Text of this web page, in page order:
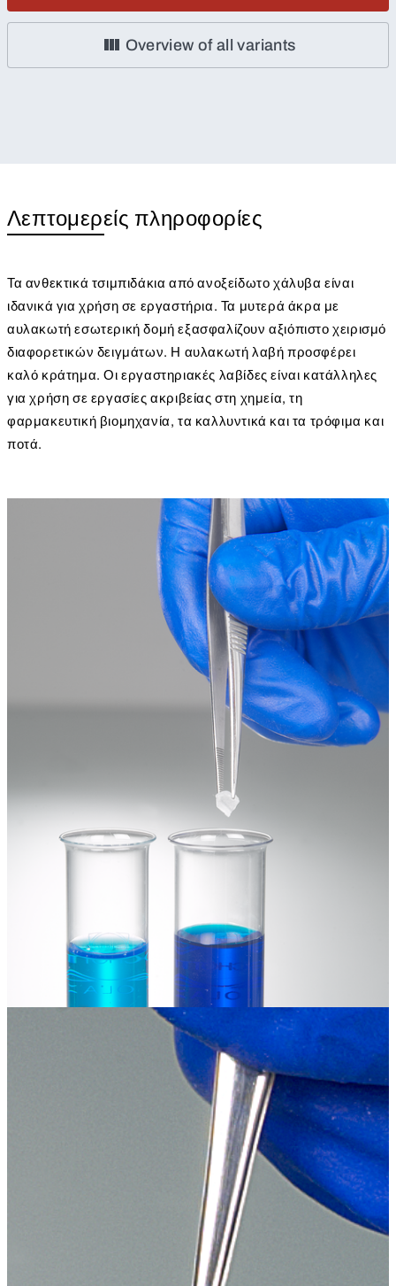
Overview of all variants
Λεπτομερείς πληροφορίες
Τα ανθεκτικά τσιμπιδάκια από ανοξείδωτο χάλυβα είναι
ιδανικά για χρήση σε εργαστήρια. Τα μυτερά άκρα με
αυλακωτή εσωτερική δομή εξασφαλίζουν αξιόπιστο χειρισμό
διαφορετικών δειγμάτων. Η αυλακωτή λαβή προσφέρει
καλό κράτημα. Οι εργαστηριακές λαβίδες είναι κατάλληλες
για χρήση σε εργασίες ακριβείας στη χημεία, τη
φαρμακευτική βιομηχανία, τα καλλυντικά και τα τρόφιμα και
ποτά.